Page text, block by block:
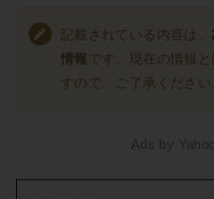
記載されている内容は、
情報です。現在の情報
すので、ご了承ください
Ads by